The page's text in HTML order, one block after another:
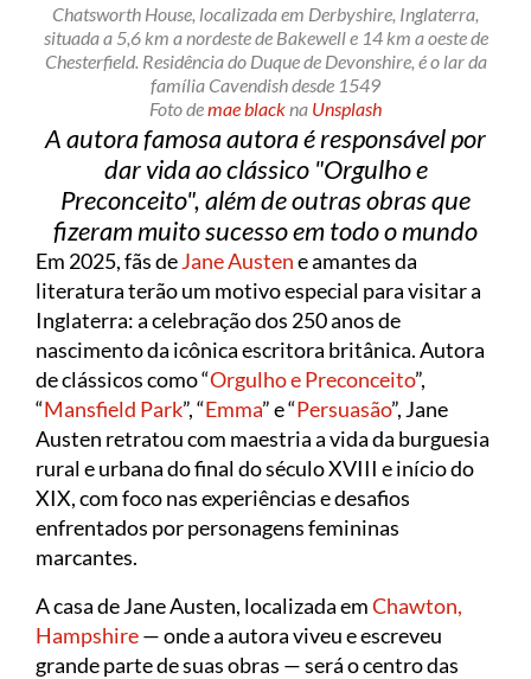
Chatsworth House, localizada em Derbyshire, Inglaterra,
situada a 5,6 km a nordeste de Bakewell e 14 km a oeste de
Chesterfield. Residência do Duque de Devonshire, é o lar da
família Cavendish desde 1549
Foto demae black na Unsplash
A autora famosa autora é responsável por
dar vida ao clássico "Orgulho e
Preconceito", além de outras obras que
fizeram muito sucesso em todo o mundo
Em 2025, fãs deJane Austene amantes da
literatura terão um motivo especial para visitar a
Inglaterra: a celebração dos 250 anos de
nascimento da icônica escritora britânica. Autora
de clássicos como “Orgulho e Preconceito”,
“Mansfield Park”, “Emma” e “Persuasão”, Jane
Austen retratou com maestria a vida da burguesia
rural e urbana do final do século XVIII e início do
XIX, com foco nas experiências e desafios
enfrentados por personagens femininas
marcantes.
A casa de Jane Austen, localizada emChawton,
Hampshire— onde a autora viveu e escreveu
grande parte de suas obras — será o centro das